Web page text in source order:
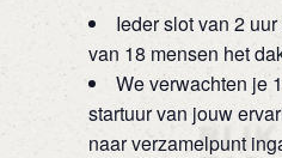
Ieder slot van 2
van 18 mensen het
We verwachten je
startuur van jouw
naar verzamelpunt